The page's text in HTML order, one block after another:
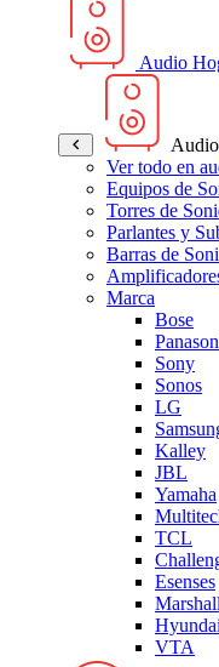
Audio
Ver todo en
Equipos de
Torres de
Parlantes y
Barras de
Marca
Bose
Sony
Sonos
LG
Kalley
JBL
Yamaha
TCL
Esenses
Marshall
Hyundai
VTA